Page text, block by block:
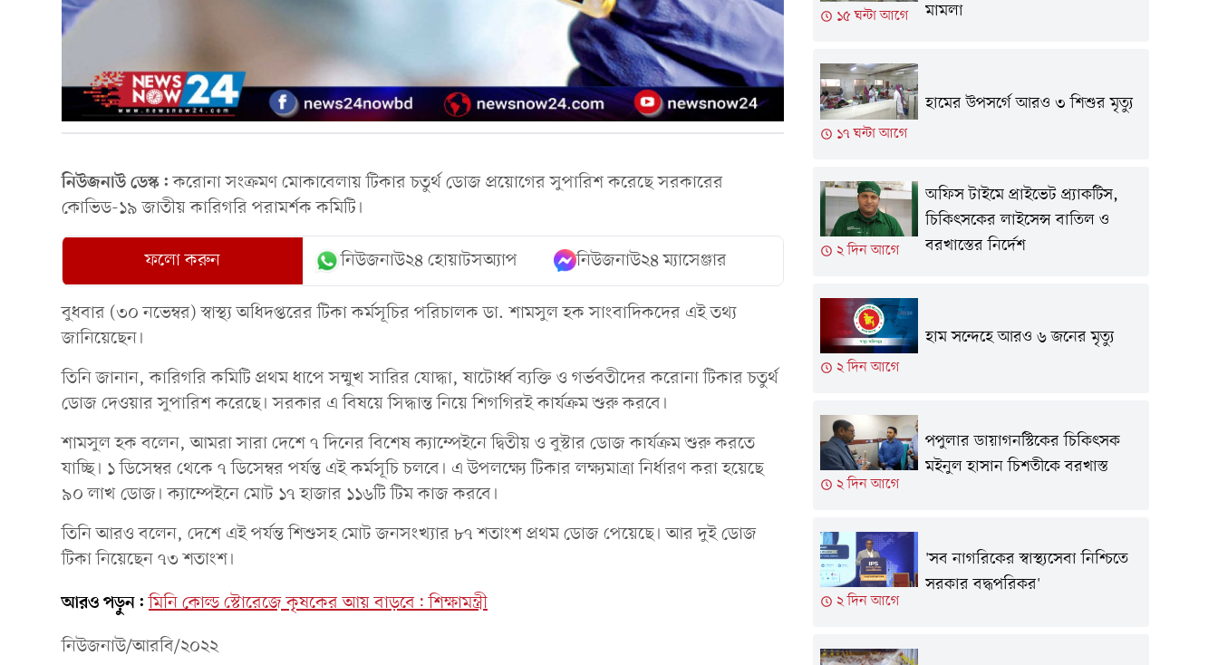
নিউজনাউ ডেস্ক:করোনা সংক্রমণ মোকাবেলায় টিকার চতুর্থ ডোজ প্রয়োগের সুপারিশ করেছে সরকারের
কোভিড-১৯ জাতীয় কারিগরি পরামর্শক কমিটি।
ফলো করুন নিউজনাউ২৪ হোয়াটসঅ্যাপ নিউজনাউ২৪ ম্যাসেঞ্জার
বুধবার (৩০ নভেম্বর) স্বাস্থ্য অধিদপ্তরের টিকা কর্মসূচির পরিচালক ডা. শামসুল হক সাংবাদিকদের এই তথ্য
জানিয়েছেন।
তিনি জানান, কারিগরি কমিটি প্রথম ধাপে সম্মুখ সারির যোদ্ধা, ষাটোর্ধ্ব ব্যক্তি ও গর্ভবতীদের করোনা টিকার চতুর্থ
ডোজ দেওয়ার সুপারিশ করেছে। সরকার এ বিষয়ে সিদ্ধান্ত নিয়ে শিগগিরই কার্যক্রম শুরু করবে।
শামসুল হক বলেন, আমরা সারা দেশে ৭ দিনের বিশেষ ক্যাম্পেইনে দ্বিতীয় ও বুস্টার ডোজ কার্যক্রম শুরু করতে
যাচ্ছি। ১ ডিসেম্বর থেকে ৭ ডিসেম্বর পর্যন্ত এই কর্মসূচি চলবে। এ উপলক্ষ্যে টিকার লক্ষ্যমাত্রা নির্ধারণ করা হয়েছে
৯০ লাখ ডোজ। ক্যাম্পেইনে মোট ১৭ হাজার ১১৬টি টিম কাজ করবে।
তিনি আরও বলেন, দেশে এই পর্যন্ত শিশুসহ মোট জনসংখ্যার ৮৭ শতাংশ প্রথম ডোজ পেয়েছে। আর দুই ডোজ
টিকা নিয়েছেন ৭৩ শতাংশ।
আরও পড়ুন: মিনি কোল্ড স্টোরেজে কৃষকের আয় বাড়বে: শিক্ষামন্ত্রী
নিউজনাউ/আরবি/২০২২
১৫ ঘন্টা আগে
মামলা
১৭ ঘন্টা আগে
হামের উপসর্গে আরও ৩ শিশুর মৃত্যু
২ দিন আগে
অফিস টাইমে প্রাইভেট প্র্যাকটিস,
চিকিৎসকের লাইসেন্স বাতিল ও
বরখাস্তের নির্দেশ
২ দিন আগে
হাম সন্দেহে আরও ৬ জনের মৃত্যু
২ দিন আগে
পপুলার ডায়াগনস্টিকের চিকিৎসক
মইনুল হাসান চিশতীকে বরখাস্ত
২ দিন আগে
'সব নাগরিকের স্বাস্থ্যসেবা নিশ্চিতে
সরকার বদ্ধপরিকর'